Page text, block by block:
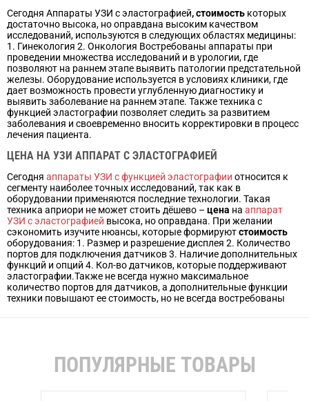
Сегодня Аппараты УЗИ с эластографией, стоимость которых
достаточно высока, но оправдана высоким качеством
исследований, используются в следующих областях медицины:
1. Гинекология 2. Онкология Востребованы аппараты при
проведении множества исследований и в урологии, где
позволяют на раннем этапе выявить патологии предстательной
железы. Оборудование используется в условиях клиники, где
дает возможность провести углубленную диагностику и
выявить заболевание на раннем этапе. Также техника с
функцией эластографии позволяет следить за развитием
заболевания и своевременно вносить корректировки в процесс
лечения пациента.
ЦЕНА НА УЗИ АППАРАТ С ЭЛАСТОГРАФИЕЙ
Сегодня аппараты УЗИ с функцией эластографии относится к
сегменту наиболее точных исследований, так как в
оборудовании применяются последние технологии. Такая
техника априори не может стоить дёшево – цена на аппарат
УЗИ с эластографией высока, но оправдана. При желании
сэкономить изучите нюансы, которые формируютстоимость
оборудования: 1. Размер и разрешение дисплея 2. Количество
портов для подключения датчиков 3. Наличие дополнительных
функций и опций 4. Кол-во датчиков, которые поддерживают
эластографии.Также не всегда нужно максимальное
количество портов для датчиков, а дополнительные функции
техники повышают ее стоимость, но не всегда востребованы
ПОПУЛЯРНЫЕ ТОВАРЫ